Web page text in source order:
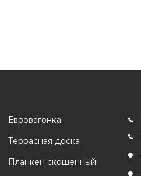
Евровагонка
Террасная доска
Планкен скошенный